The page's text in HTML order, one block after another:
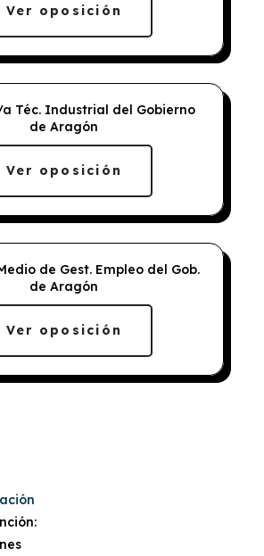
Ver oposición
Téc. Industrial del Gobierno
de Aragón
Ver oposición
de Gest. Empleo del Gob.
de Aragón
Ver oposición
atención: